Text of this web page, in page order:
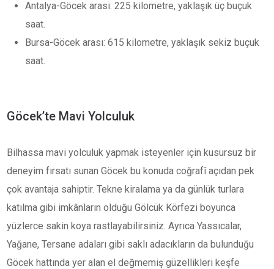
Antalya-Göcek arası: 225 kilometre, yaklaşık üç buçuk
saat.
Bursa-Göcek arası: 615 kilometre, yaklaşık sekiz buçuk
saat.
Göcek’te Mavi Yolculuk
Bilhassa mavi yolculuk yapmak isteyenler için kusursuz bir
deneyim fırsatı sunan Göcek bu konuda coğrafî açıdan pek
çok avantaja sahiptir. Tekne kiralama ya da günlük turlara
katılma gibi imkânların olduğu Gölcük Körfezi boyunca
yüzlerce sakin koya rastlayabilirsiniz. Ayrıca Yassıcalar,
Yağane, Tersane adaları gibi saklı adacıkların da bulunduğu
Göcek hattında yer alan el değmemiş güzellikleri keşfe